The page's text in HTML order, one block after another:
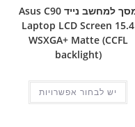
מסך למחשב נייד Asus C90
Laptop LCD Screen 15.4
WSXGA+ Matte (CCFL
backlight)
יש לבחור אפשרויות